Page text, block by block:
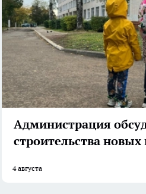
Администрация
строительства
4 августа